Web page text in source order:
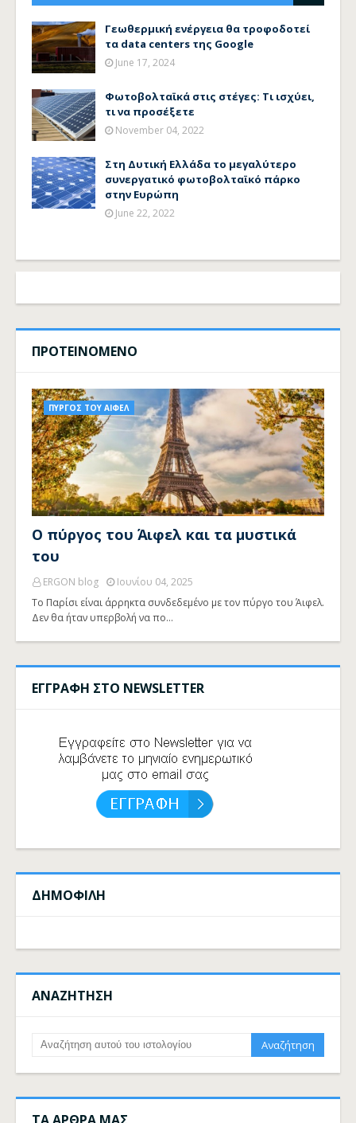
Γεωθερμική ενέργεια θα τροφοδοτεί
τα data centers της Google
June 17, 2024
Φωτοβολταϊκά στις στέγες: Τι ισχύει,
τι να προσέξετε
November 04, 2022
Στη Δυτική Ελλάδα το μεγαλύτερο
συνεργατικό φωτοβολταϊκό πάρκο
στην Ευρώπη
June 22, 2022
ΠΡΟΤΕΙΝΟΜΕΝΟ
ΠΥΡΓΟΣ ΤΟΥ ΑΙΦΕΛ
Ο πύργος του Άιφελ και τα μυστικά
του
ERGON blog
Ιουνίου 04, 2025
Το Παρίσι είναι άρρηκτα συνδεδεμένο με τον πύργο του Άιφελ.
Δεν θα ήταν υπερβολή να πο…
ΕΓΓΡΑΦΗ ΣΤΟ NEWSLETTER
ΔΗΜΟΦΙΛΗ
ΑΝΑΖΗΤΗΣΗ